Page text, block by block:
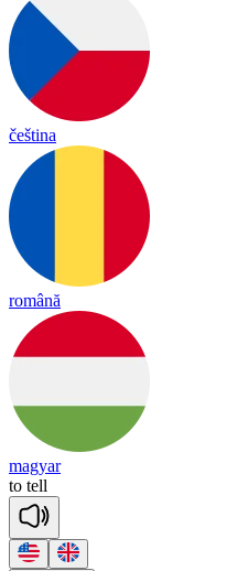
čeština
română
magyar
to tell